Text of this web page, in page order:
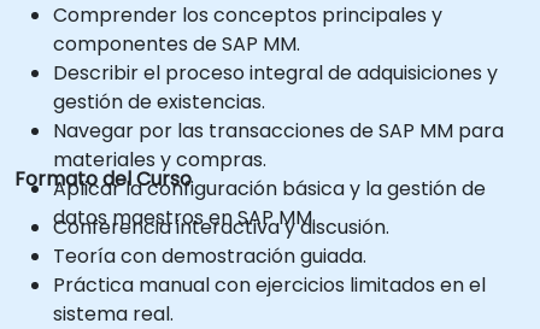
Comprender los conceptos principales y
componentes de SAP MM.
Describir el proceso integral de adquisiciones y
gestión de existencias.
Navegar por las transacciones de SAP MM para
materiales y compras.
Aplicar la configuración básica y la gestión de
datos maestros en SAP MM.
Formato del Curso
Conferencia interactiva y discusión.
Teoría con demostración guiada.
Práctica manual con ejercicios limitados en el
sistema real.